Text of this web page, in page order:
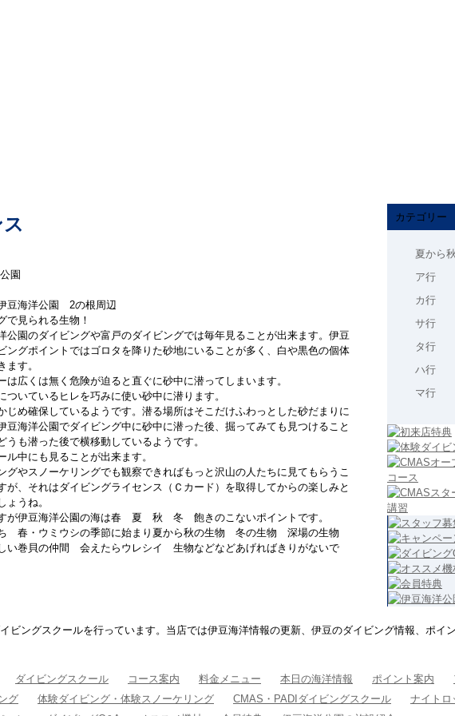
園
豆海洋公園 2の根周辺
で見られる生物！
公園のダイビングや富戸のダイビングでは毎年見ることが出来ます。伊豆
ングポイントではゴロタを降りた砂地にいることが多く、白や黒色の個体
ます。
は広くは無く危険が迫ると直ぐに砂中に潜ってしまいます。
ついているヒレを巧みに使い砂中に潜ります。
じめ確保しているようです。潜る場所はそこだけふわっとした砂だまりに
豆海洋公園でダイビング中に砂中に潜った後、掘ってみても見つけること
うも潜った後で横移動しているようです。
ル中にも見ることが出来ます。
グやスノーケリングでも観察できればもっと沢山の人たちに見てもらうこ
が、それはダイビングライセンス（Ｃカード）を取得してからの楽しみと
ょうね。
が伊豆海洋公園の海は春 夏 秋 冬 飽きのこないポイントです。
ち 春・ウミウシの季節に始まり夏から秋の生物 冬の生物 深場の生物
い巻貝の仲間 会えたらウレシイ 生物などなどあげればきりがないで
カテゴリー
夏から
ア行
カ行
サ行
タ行
ハ行
マ行
ビングスクールを行っています。当店では伊豆海洋情報の更新、伊豆のダイビング情報、ポイ
ダイビングスクール コース案内 料金メニュー 本日の海洋情報 ポイント案内
グ
体験ダイビング・体験スノーケリング CMAS・PADIダイビングスクール
ナイトロ